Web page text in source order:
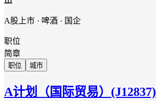
A股上市 · 啤酒 · 国企
职位
简章
职位 城市
A计划（国际贸易）(J12837)